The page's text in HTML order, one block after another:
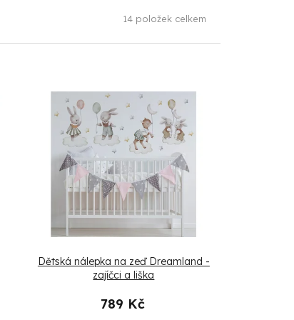
14 položek celkem
Dětská nálepka na zeď Dreamland -
zajíčci a liška
789 Kč